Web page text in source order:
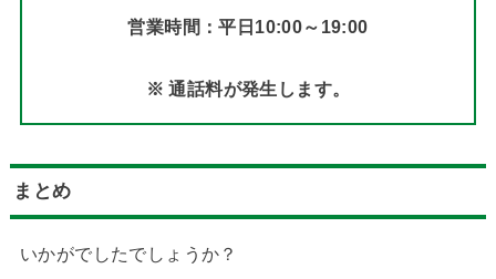
営業時間：平日10:00～19:00
※ 通話料が発生します。
まとめ
いかがでしたでしょうか？